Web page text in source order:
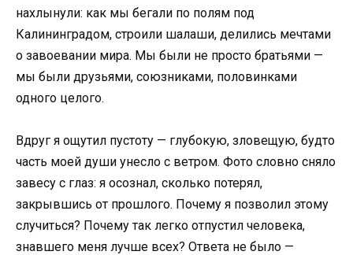
нахлынули: как мы бегали по полям под
Калининградом, строили шалаши, делились мечтами
о завоевании мира. Мы были не просто братьями —
мы были друзьями, союзниками, половинками
одного целого.
Вдруг я ощутил пустоту — глубокую, зловещую, будто
часть моей души унесло с ветром. Фото словно сняло
завесу с глаз: я осознал, сколько потерял,
закрывшись от прошлого. Почему я позволил этому
случиться? Почему так легко отпустил человека,
знавшего меня лучше всех? Ответа не было —